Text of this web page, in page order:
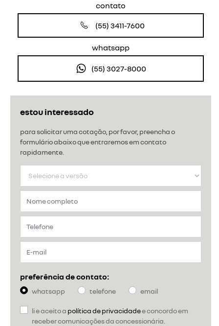
estou interessado
para solicitar uma cotação, por favor, preencha o
formulário abaixo que entraremos em contato
rapidamente.
preferência de contato:
whatsapp telefone email
li e aceito a política de privacidadee concordo em
receber comunicações da concessionária.
contato
(55) 3411-7600
whatsapp
(55) 3027-8000